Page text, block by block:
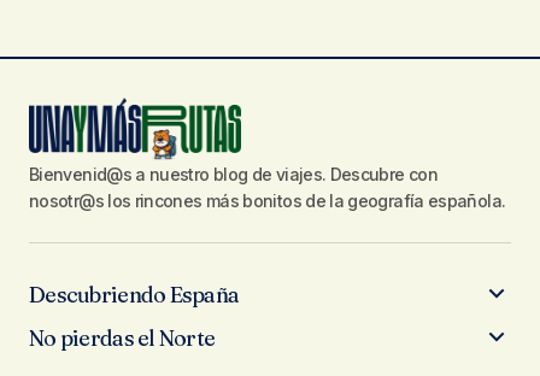
Bienvenid@s a nuestro blog de viajes. Descubre con
nosotr@s los rincones más bonitos de la geografía española.
Descubriendo España
No pierdas el Norte